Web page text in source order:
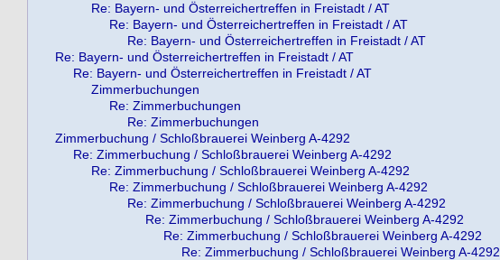
Re: Bayern- und Österreichertreffen in Freistadt / AT
Re: Bayern- und Österreichertreffen in Freistadt / AT
Re: Bayern- und Österreichertreffen in Freistadt / AT
Re: Bayern- und Österreichertreffen in Freistadt / AT
Re: Bayern- und Österreichertreffen in Freistadt / AT
Zimmerbuchungen
Re: Zimmerbuchungen
Re: Zimmerbuchungen
Zimmerbuchung / Schloßbrauerei Weinberg A-4292
Re: Zimmerbuchung / Schloßbrauerei Weinberg A-4292
Re: Zimmerbuchung / Schloßbrauerei Weinberg A-4292
Re: Zimmerbuchung / Schloßbrauerei Weinberg A-4292
Re: Zimmerbuchung / Schloßbrauerei Weinberg A-4292
Re: Zimmerbuchung / Schloßbrauerei Weinberg A-4292
Re: Zimmerbuchung / Schloßbrauerei Weinberg A-4292
Re: Zimmerbuchung / Schloßbrauerei Weinberg A-4292